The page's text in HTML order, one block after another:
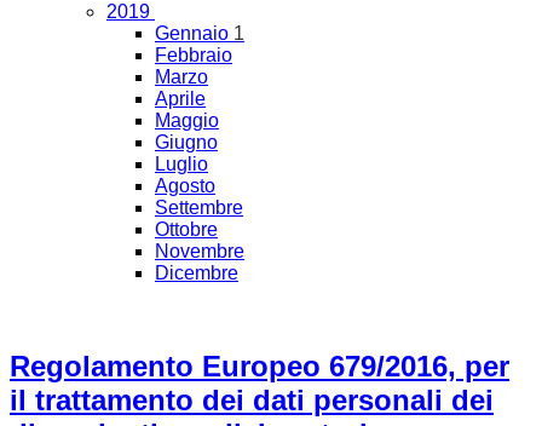
2019
Gennaio 1
Febbraio
Marzo
Aprile
Maggio
Giugno
Luglio
Agosto
Settembre
Ottobre
Novembre
Dicembre
Regolamento Europeo 679/2016, per
il trattamento dei dati personali dei